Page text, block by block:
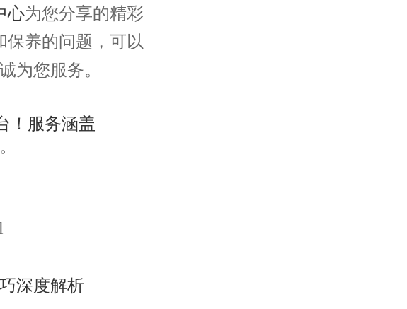
心为您分享的精彩
保养的问题，可以
为您服务。
深度解析